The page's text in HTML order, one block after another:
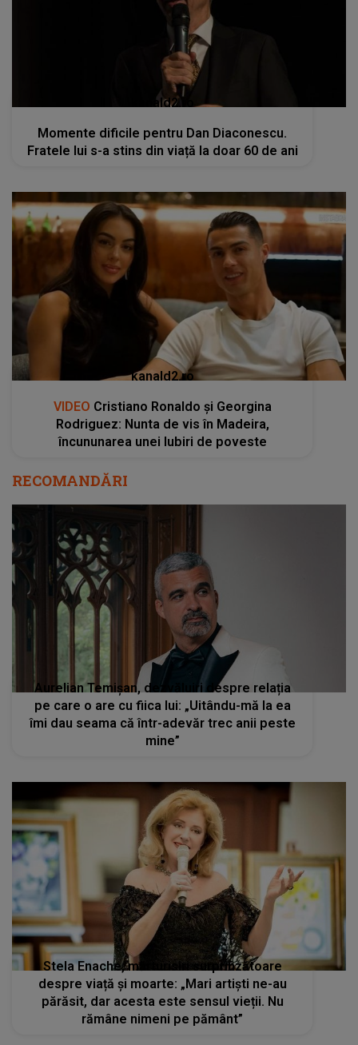
kanald2.ro
Momente dificile pentru Dan Diaconescu.
Fratele lui s-a stins din viață la doar 60 de ani
kanald2.ro
VIDEO Cristiano Ronaldo și Georgina
Rodriguez: Nunta de vis în Madeira,
încununarea unei Iubiri de poveste
RECOMANDĂRI
Aurelian Temișan, dezvăluiri despre relația
pe care o are cu fiica lui: „Uitându-mă la ea
îmi dau seama că într-adevăr trec anii peste
mine”
Stela Enache, mărturisiri surprinzătoare
despre viață și moarte: „Mari artiști ne-au
părăsit, dar acesta este sensul vieții. Nu
rămâne nimeni pe pământ”